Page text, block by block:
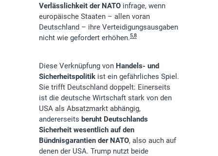
Verlässlichkeit der NATO infrage, wenn
europäische Staaten – allen voran
Deutschland – ihre Verteidigungsausgaben
nicht wie gefordert erhöhen.5,8
Diese Verknüpfung von Handels- und
Sicherheitspolitik ist ein gefährliches Spiel.
Sie trifft Deutschland doppelt: Einerseits
ist die deutsche Wirtschaft stark von den
USA als Absatzmarkt abhängig,
andererseits beruht Deutschlands
Sicherheit wesentlich auf den
Bündnisgarantien der NATO, also auch auf
denen der USA. Trump nutzt beide